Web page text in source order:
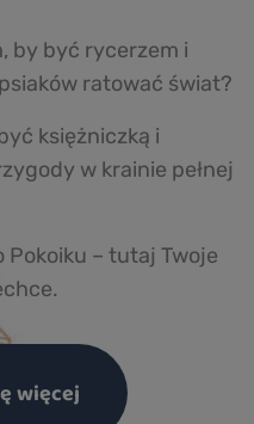
by być rycerzem i
ratować świat?
księżniczką i
w krainie pełnej
Pokoiku – tutaj Twoje
więcej